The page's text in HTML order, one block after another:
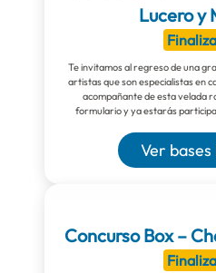
Lucero y
Te invitamos al regreso de una
artistas que son especialistas en
acompañante de esta velada
formulario y ya estarás
Ver bases
Concurso Box –